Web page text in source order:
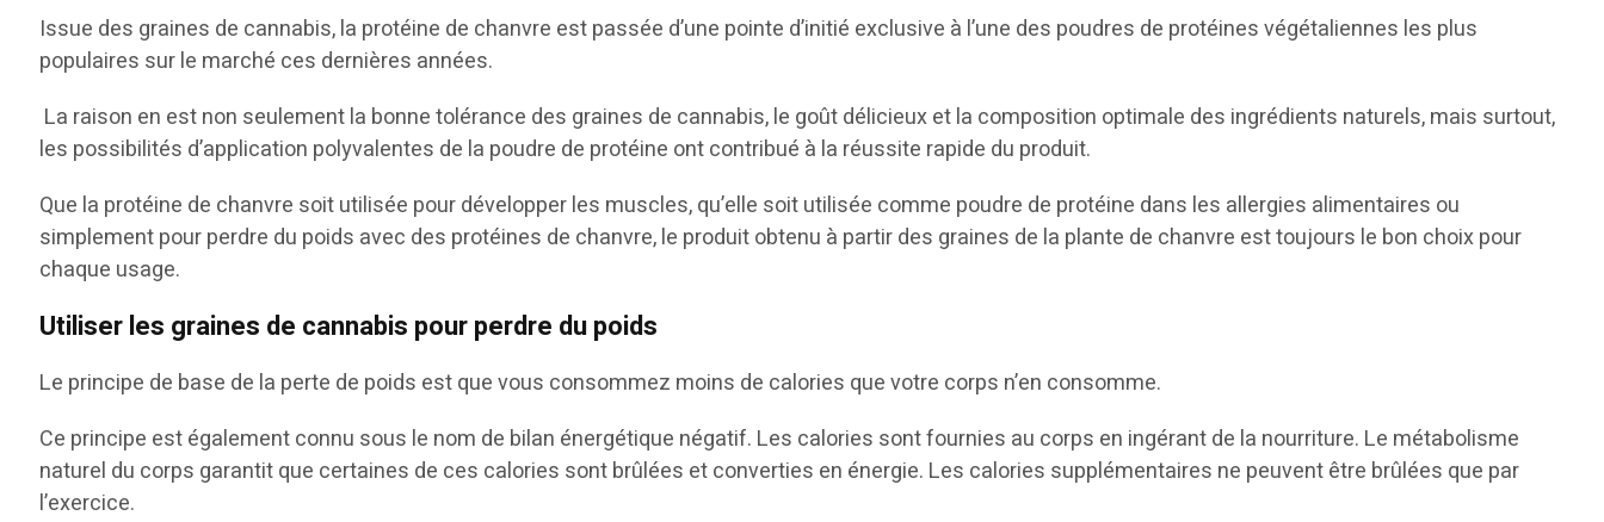
Issue des graines de cannabis, la protéine de chanvre est passée d’une pointe d’initié exclusive à l’une des poudres de protéines végétaliennes les plus
populaires sur le marché ces dernières années.
La raison en est non seulement la bonne tolérance des graines de cannabis, le goût délicieux et la composition optimale des ingrédients naturels, mais surtout,
les possibilités d’application polyvalentes de la poudre de protéine ont contribué à la réussite rapide du produit.
Que la protéine de chanvre soit utilisée pour développer les muscles, qu’elle soit utilisée comme poudre de protéine dans les allergies alimentaires ou
simplement pour perdre du poids avec des protéines de chanvre, le produit obtenu à partir des graines de la plante de chanvre est toujours le bon choix pour
chaque usage.
Utiliser les graines de cannabis pour perdre du poids
Le principe de base de la perte de poids est que vous consommez moins de calories que votre corps n’en consomme.
Ce principe est également connu sous le nom de bilan énergétique négatif. Les calories sont fournies au corps en ingérant de la nourriture. Le métabolisme
naturel du corps garantit que certaines de ces calories sont brûlées et converties en énergie. Les calories supplémentaires ne peuvent être brûlées que par
l’exercice.